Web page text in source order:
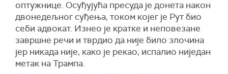
оптужнице. Осуђујућа пресуда је донета након
двонедељног суђења, током којег је Рут био
себи адвокат. Изнео је кратке и неповезане
завршне речи и тврдио да није било злочина
јер никада није, како је рекао, испалио ниједан
метак на Трампа.